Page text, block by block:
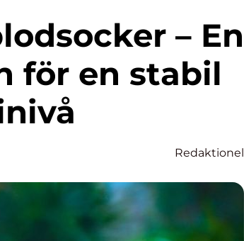
för en stabil
Redaktionel